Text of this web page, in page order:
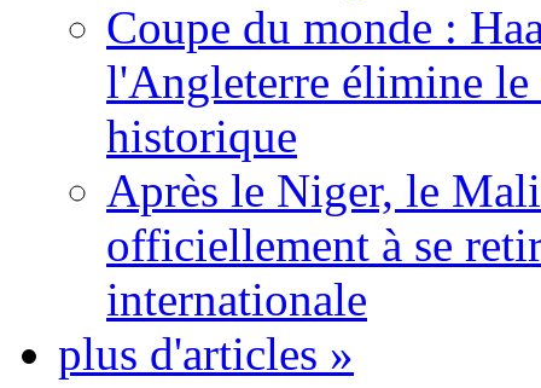
Coupe du monde :
l'Angleterre élimine
historique
Après le Niger, le
officiellement à se
internationale
plus d'articles »